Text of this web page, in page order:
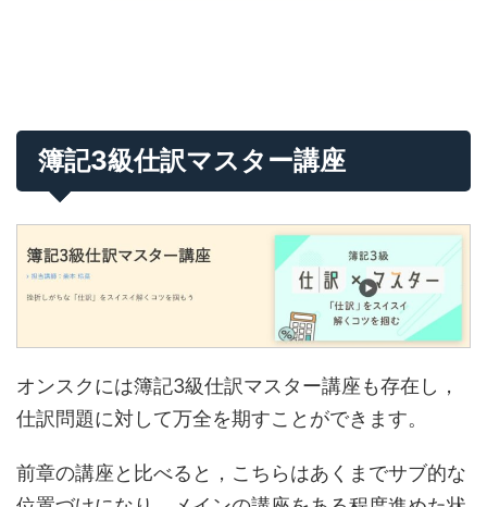
簿記3級仕訳マスター講座
オンスクには簿記3級仕訳マスター講座も存在し，
仕訳問題に対して万全を期すことができます。
前章の講座と比べると，こちらはあくまでサブ的な